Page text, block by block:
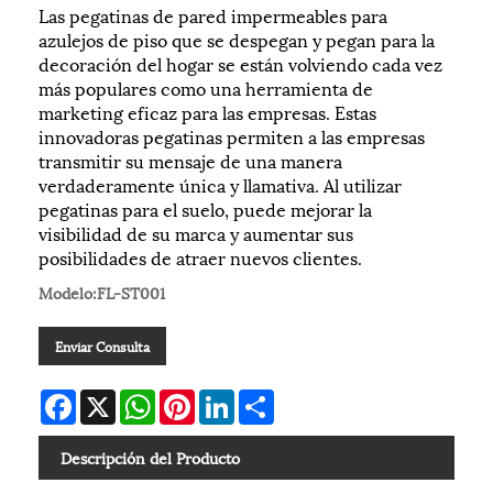
Las pegatinas de pared impermeables para
azulejos de piso que se despegan y pegan para la
decoración del hogar se están volviendo cada vez
más populares como una herramienta de
marketing eficaz para las empresas. Estas
innovadoras pegatinas permiten a las empresas
transmitir su mensaje de una manera
verdaderamente única y llamativa. Al utilizar
pegatinas para el suelo, puede mejorar la
visibilidad de su marca y aumentar sus
posibilidades de atraer nuevos clientes.
Modelo:FL-ST001
Enviar Consulta
Facebook
X WhatsAppPinterestLinkedIn
Descripción del Producto